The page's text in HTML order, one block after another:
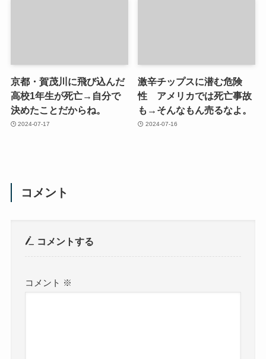
京都・賀茂川に飛び込んだ
高校1年生が死亡→自分で
決めたことだからね。
2024-07-17
激辛チップスに潜む危険
性 アメリカでは死亡事故
も→そんなもん売るなよ。
2024-07-16
コメント
コメントする
コメント ※